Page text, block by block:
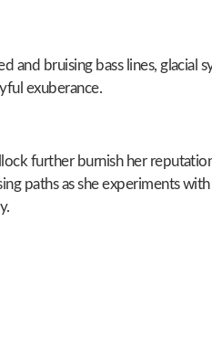
and bruising bass lines, glacial
exuberance.
further burnish her
paths as she experiments